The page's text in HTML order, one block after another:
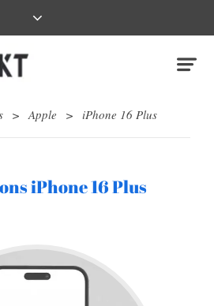
> Apple > iPhone 16 Plus
iPhone 16 Plus